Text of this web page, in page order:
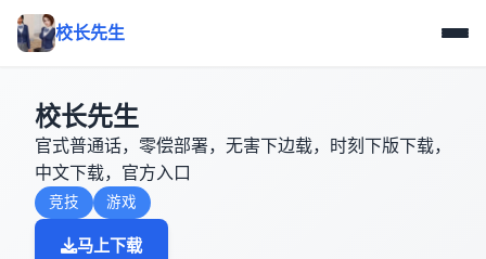
校长先生
校长先生
官式普通话，零偿部署，无害下边载，时刻下版下载，
中文下载，官方入口
竞技 游戏
马上下载